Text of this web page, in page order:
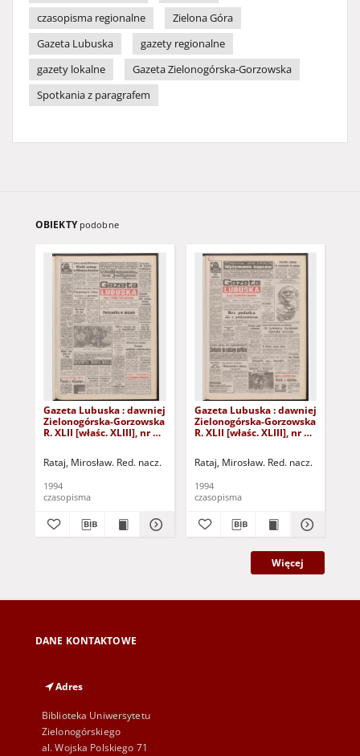
czasopisma regionalne
Zielona Góra
Gazeta Lubuska
gazety regionalne
gazety lokalne
Gazeta Zielonogórska-Gorzowska
Spotkania z paragrafem
OBIEKTY podobne
Gazeta Lubuska : dawniej
Zielonogórska-Gorzowska
R. XLII [właśc. XLIII], nr 14
Rataj, Mirosław. Red. nacz.
1994
czasopisma
Gazeta Lubuska : dawniej
Zielonogórska-Gorzowska
R. XLII [właśc. XLIII], nr 8
Rataj, Mirosław. Red. nacz.
1994
czasopisma
Więcej
DANE KONTAKTOWE
Adres
Biblioteka Uniwersytetu
Zielonogórskiego
al. Wojska Polskiego 71